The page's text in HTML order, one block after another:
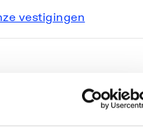
vestigingen